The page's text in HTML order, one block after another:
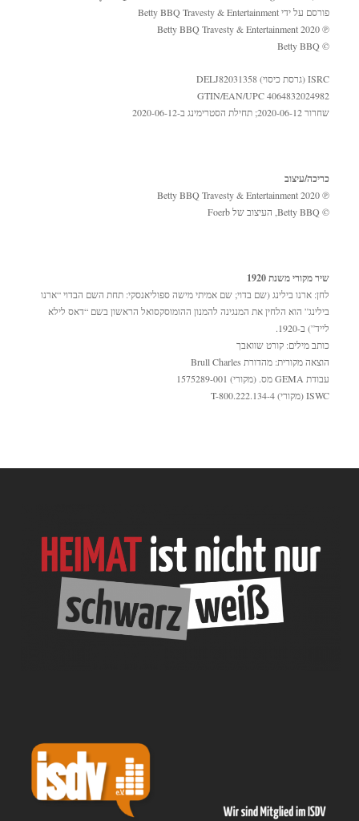
פורסם על ידי Betty BBQ Travesty & Entertainment
℗ Betty BBQ Travesty & Entertainment 2020
© Betty BBQ
ISRC (גרסת כיסוי) DELJ82031358
GTIN/EAN/UPC 4064832024982
שחרור 2020-06-12; תחילת הסטרימינג ב-2020-06-12
כריכה/עיצוב
℗ Betty BBQ Travesty & Entertainment 2020
© Betty BBQ, העיצוב של Foerb
שיר מקורי משנת 1920
לחן: ארנו בילינג (שם בדוי; שם אמיתי מישה ספוליאנסקי: תחת השם הבדוי “ארנו
בילינג” הוא הלחין את המנגינה להמנון ההומוסקסואל הראשון בשם “דאס לילא
לייד”) ב-1920.
כותב מילים: קורט שוואבך
הוצאה מקורית: מהדורת Brull Charles
עבודת GEMA מס. (מקורי) 1575289-001
ISWC (מקורי) T-800.222.134-4